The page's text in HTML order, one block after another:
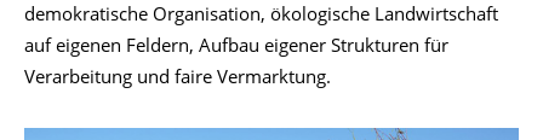
demokratische Organisation, ökologische Landwirtschaft
auf eigenen Feldern, Aufbau eigener Strukturen für
Verarbeitung und faire Vermarktung.